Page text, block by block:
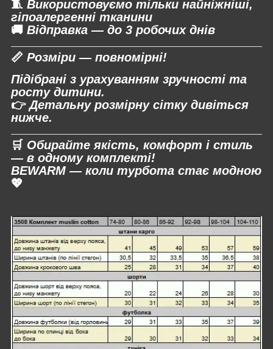
🧵 Використовуємо тільки найніжніші,
гіпоалергенні тканини
🚚 Відправка — до 3 робочих днів
📏 Розміри — повномірні!
Підібрані з урахуванням зручності та
росту дитини.
👉Детальну розмірну сітку дивіться
нижче.
🛒 Обирайте якість, комфорт і стиль
— в одному комплекті!
BEWARM — коли турбота стає модною
💖